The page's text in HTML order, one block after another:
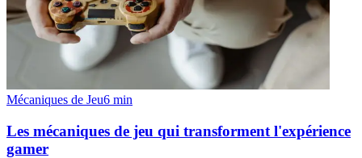
Mécaniques de Jeu6 min
Les mécaniques de jeu qui transforment l'expérience
gamer